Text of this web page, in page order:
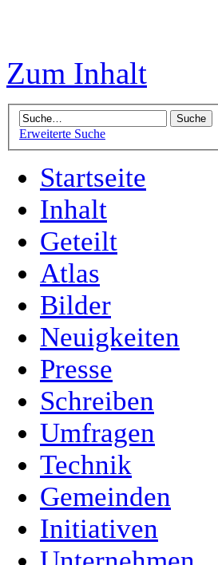
Zum Inhalt
Erweiterte Suche
Startseite
Inhalt
Geteilt
Atlas
Bilder
Neuigkeiten
Presse
Schreiben
Umfragen
Technik
Gemeinden
Initiativen